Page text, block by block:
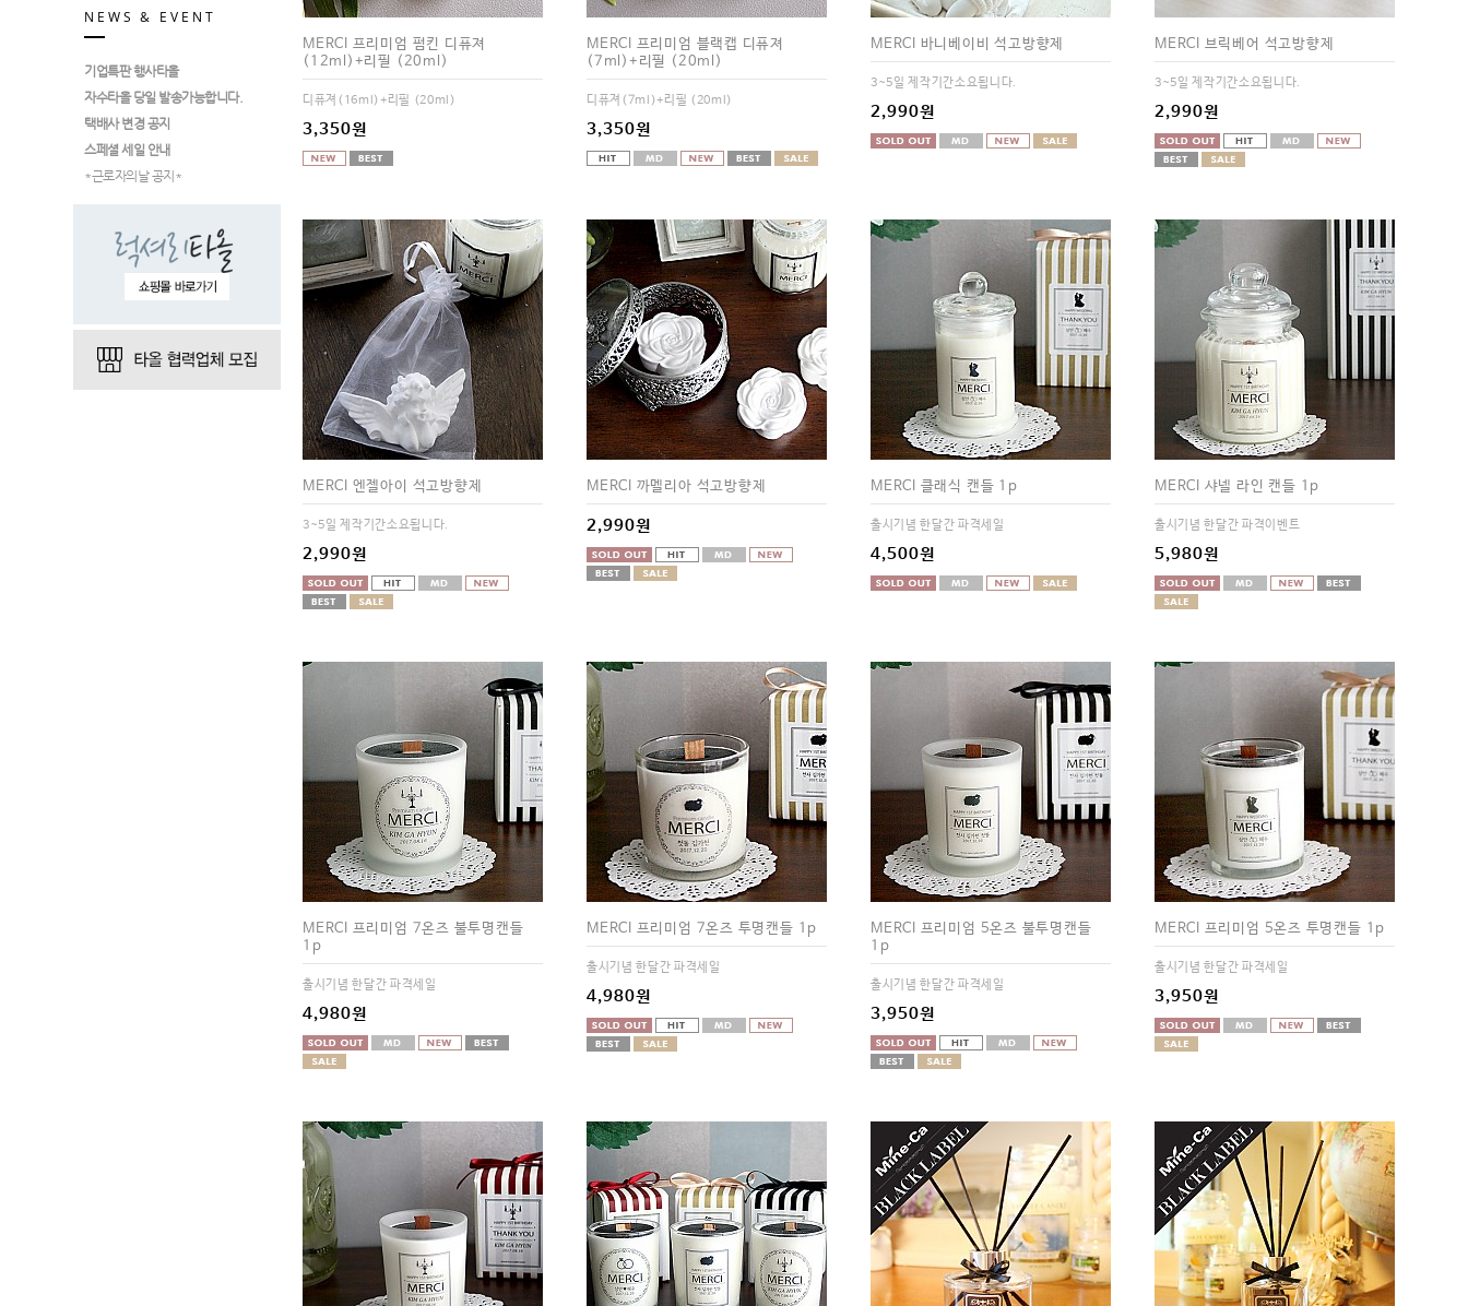
NEWS & EVENT
기업특판 행사타올
자수타올 당일 발송가능합니다.
택배사 변경 공지
스페셜 세일 안내
*근로자의날 공지*
MERCI 프리미엄 펌킨 디퓨져
(12ml)+리필 (20ml)
디퓨져(16ml)+리필 (20ml)
3,350원
MERCI 프리미엄 블랙캡 디퓨져
(7ml)+리필 (20ml)
디퓨져(7ml)+리필 (20ml)
3,350원
MERCI 바니베이비 석고방향제
3~5일 제작기간소요됩니다.
2,990원
MERCI 브릭베어 석고방향제
3~5일 제작기간소요됩니다.
2,990원
MERCI 엔젤아이 석고방향제
3~5일 제작기간소요됩니다.
2,990원
MERCI 까멜리아 석고방향제
2,990원
MERCI 클래식 캔들 1p
출시기념 한달간 파격세일
4,500원
MERCI 샤넬 라인 캔들 1p
출시기념 한달간 파격이벤트
5,980원
MERCI 프리미엄 7온즈 불투명캔들
1p
출시기념 한달간 파격세일
4,980원
MERCI 프리미엄 7온즈 투명캔들 1p
출시기념 한달간 파격세일
4,980원
MERCI 프리미엄 5온즈 불투명캔들
1p
출시기념 한달간 파격세일
3,950원
MERCI 프리미엄 5온즈 투명캔들 1p
출시기념 한달간 파격세일
3,950원